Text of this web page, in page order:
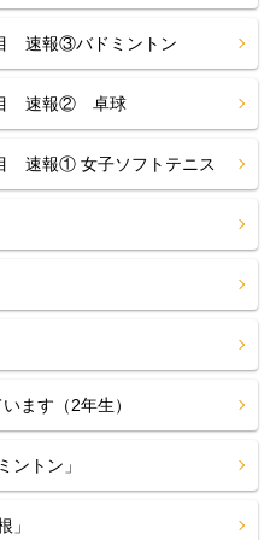
速報③バドミントン
目 速報② 卓球
速報① 女子ソフトテニス
ます（2年生）
ントン」
」